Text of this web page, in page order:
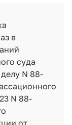
в
суда
N 88-
N 88-